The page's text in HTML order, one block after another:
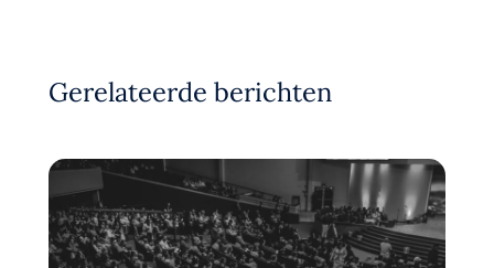
Gerelateerde berichten